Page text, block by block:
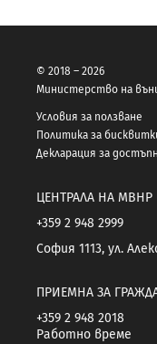
© 2018 – 2026
Министерство на
Условия за ползване
Политика за
Декларация за
ЦЕНТРАЛА НА МВНР
+359 2 948 2999
София 1113, ул.
ПРИЕМНА ЗА
+359 2 948 2018
Работно време